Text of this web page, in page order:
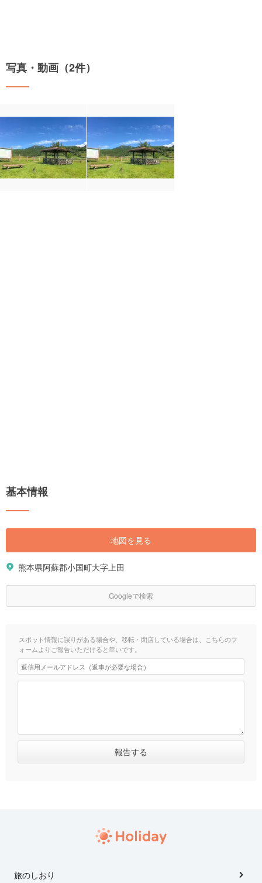
写真・動画（2件）
基本情報
地図を見る
熊本県阿蘇郡小国町大字上田
Googleで検索
スポット情報に誤りがある場合や、移転・閉店している場合は、こちらのフ
ォームよりご報告いただけると幸いです。
旅のしおり